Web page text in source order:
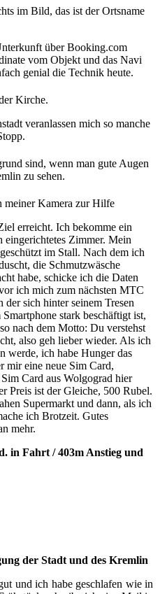
im Bild, das ist der Ortsname
über Booking.com
vom Objekt und das Navi
genial die Technik heute.
Kirche.
veranlassen mich so manche
sind, wenn man gute Augen
zu sehen.
meiner Kamera zur Hilfe
erreicht. Ich bekomme ein
eingerichtetes Zimmer. Mein
im Stall. Nach dem ich
die Schmutzwäsche
habe, schicke ich die Daten
ich mich zum nächsten MTC
sich hinter seinem Tresen
stark beschäftigt ist,
nach dem Motto: Du verstehst
also geh lieber wieder. Als ich
werde, ich habe Hunger das
mir eine neue Sim Card,
Card aus Wolgograd hier
Preis ist der Gleiche, 500 Rubel.
Supermarkt und dann, als ich
ich Brotzeit. Gutes
mehr.
in Fahrt / 403m Anstieg und
der Stadt und des Kremlin
und ich habe geschlafen wie in